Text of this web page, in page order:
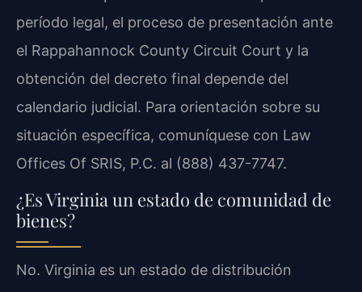
período legal, el proceso de presentación ante
el Rappahannock County Circuit Court y la
obtención del decreto final depende del
calendario judicial. Para orientación sobre su
situación específica, comuníquese con Law
Offices Of SRIS, P.C. al (888) 437-7747.
¿Es Virginia un estado de comunidad de
bienes?
No. Virginia es un estado de distribución